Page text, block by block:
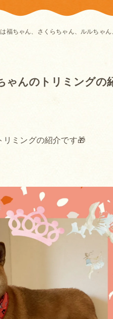
福ちゃん、さくらちゃん、ルルちゃ
ゃんのトリミングの
ミングの紹介です🎁